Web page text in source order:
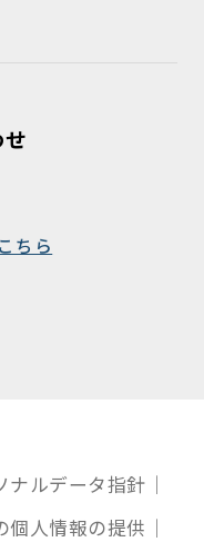
こちら
ナルデータ指針
個人情報の提供